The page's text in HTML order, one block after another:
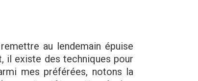
au lendemain épuise
il existe des techniques pour
mes préférées, notons la